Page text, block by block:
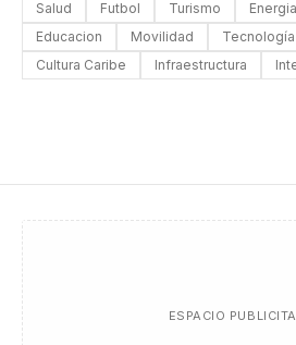
Salud Futbol Turismo Energia
Educacion
Movilidad Tecnología
Cultura Caribe
Infraestructura
ESPACIO